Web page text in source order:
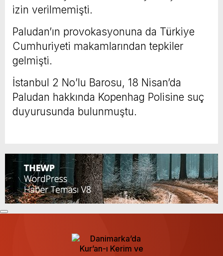
izin verilmemişti.
Paludan’ın provokasyonuna da Türkiye
Cumhuriyeti makamlarından tepkiler
gelmişti.
İstanbul 2 No’lu Barosu, 18 Nisan’da
Paludan hakkında Kopenhag Polisine suç
duyurusunda bulunmuştu.